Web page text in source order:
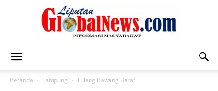
Beranda Lampung Tulang Bawang Barat